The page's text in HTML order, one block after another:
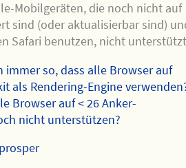
Mobilgeräten, die noch nicht auf
sind (oder aktualisierbar sind)
Safari benutzen, nicht
immer so, dass alle Browser auf
als Rendering-Engine
Browser auf < 26 Anker-
nicht unterstützen?